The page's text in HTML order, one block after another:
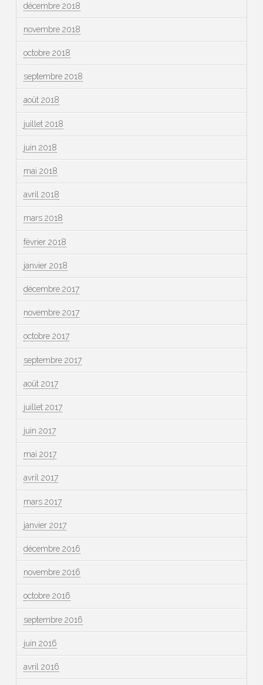
décembre 2018
novembre 2018
octobre 2018
septembre 2018
août 2018
juillet 2018
juin 2018
mai 2018
avril 2018
mars 2018
février 2018
janvier 2018
décembre 2017
novembre 2017
octobre 2017
septembre 2017
août 2017
juillet 2017
juin 2017
mai 2017
avril 2017
mars 2017
janvier 2017
décembre 2016
novembre 2016
octobre 2016
septembre 2016
juin 2016
avril 2016